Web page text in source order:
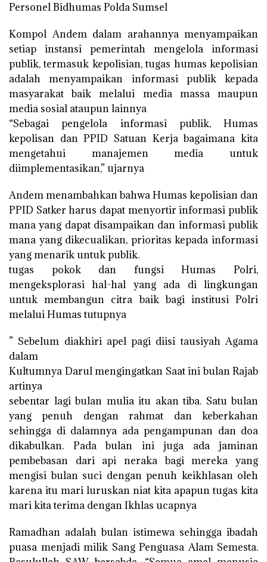
Personel Bidhumas Polda Sumsel
Kompol Andem dalam arahannya menyampaikan
setiap instansi pemerintah mengelola informasi
publik, termasuk kepolisian, tugas humas kepolisian
adalah menyampaikan informasi publik kepada
masyarakat baik melalui media massa maupun
media sosial ataupun lainnya
“Sebagai pengelola informasi publik, Humas
kepolisan dan PPID Satuan Kerja bagaimana kita
mengetahui manajemen media untuk
diimplementasikan,” ujarnya
Andem menambahkan bahwa Humas kepolisian dan
PPID Satker harus dapat menyortir informasi publik
mana yang dapat disampaikan dan informasi publik
mana yang dikecualikan, prioritas kepada informasi
yang menarik untuk publik.
tugas pokok dan fungsi Humas Polri,
mengeksplorasi hal-hal yang ada di lingkungan
untuk membangun citra baik bagi institusi Polri
melalui Humas tutupnya
” Sebelum diakhiri apel pagi diisi tausiyah Agama
dalam
Kultumnya Darul mengingatkan Saat ini bulan Rajab
artinya
sebentar lagi bulan mulia itu akan tiba. Satu bulan
yang penuh dengan rahmat dan keberkahan
sehingga di dalamnya ada pengampunan dan doa
dikabulkan. Pada bulan ini juga ada jaminan
pembebasan dari api neraka bagi mereka yang
mengisi bulan suci dengan penuh keikhlasan oleh
karena itu mari luruskan niat kita apapun tugas kita
mari kita terima dengan Ikhlas ucapnya
Ramadhan adalah bulan istimewa sehingga ibadah
puasa menjadi milik Sang Penguasa Alam Semesta.